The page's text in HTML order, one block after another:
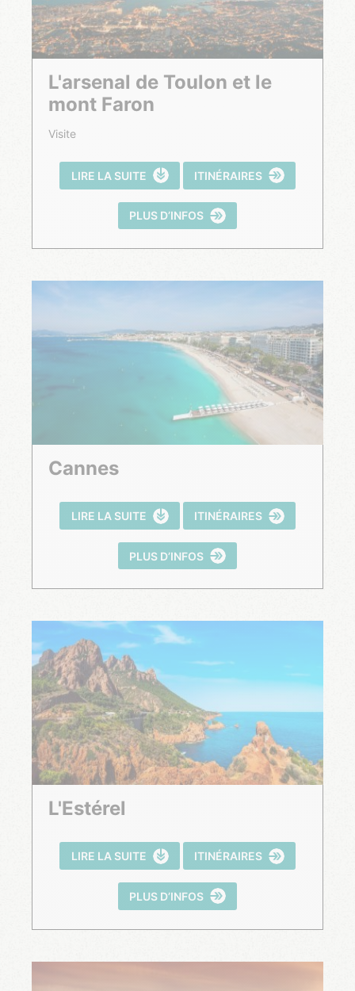
L'arsenal de Toulon et le
mont Faron
Visite
LIRE LA SUITE ITINÉRAIRES
PLUS D’INFOS
Cannes
LIRE LA SUITE ITINÉRAIRES
PLUS D’INFOS
L'Estérel
LIRE LA SUITE ITINÉRAIRES
PLUS D’INFOS